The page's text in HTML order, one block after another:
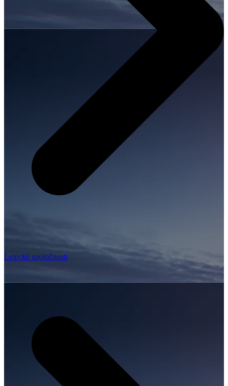
Letecké spoločnosti